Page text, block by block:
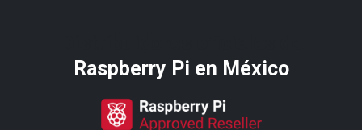
Raspberry Pi​ en México